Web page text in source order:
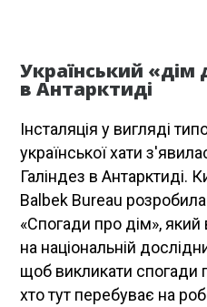
Український «дім
в Антарктиді
Інсталяція у вигляді
української хати
Галіндез в Антарктиді.
Balbek Bureau
«Спогади про дім», який
на національній
щоб викликати спогади
хто тут перебуває на